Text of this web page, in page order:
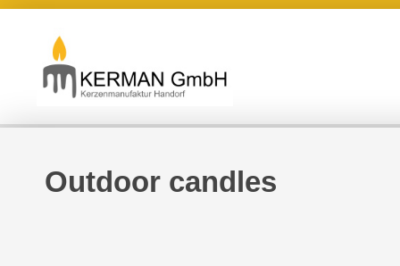
Outdoor candles